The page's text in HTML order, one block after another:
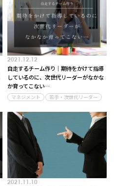
2021.12.12
自走するチーム作り｜期待をかけて指導
しているのに、次世代リーダーがなかな
か育ってこない…
マネジメント 若手・次世代リーダー
2021.11.10